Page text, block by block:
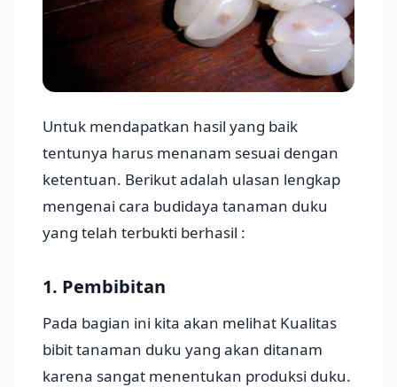
Untuk mendapatkan hasil yang baik
tentunya harus menanam sesuai dengan
ketentuan. Berikut adalah ulasan lengkap
mengenai cara budidaya tanaman duku
yang telah terbukti berhasil :
1. Pembibitan
Pada bagian ini kita akan melihat Kualitas
bibit tanaman duku yang akan ditanam
karena sangat menentukan produksi duku.